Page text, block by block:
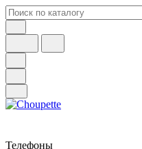
Телефоны